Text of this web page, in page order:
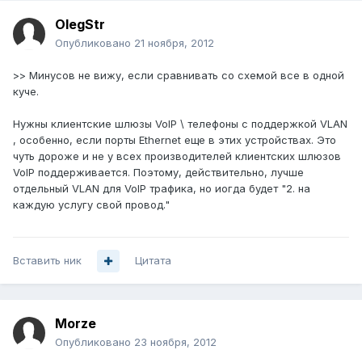
OlegStr
Опубликовано 21 ноября, 2012
>> Минусов не вижу, если сравнивать со схемой все в одной
куче.
Нужны клиентские шлюзы VoIP \ телефоны с поддержкой VLAN
, особенно, если порты Ethernet еще в этих устройствах. Это
чуть дороже и не у всех производителей клиентских шлюзов
VoIP поддерживается. Поэтому, действительно, лучше
отдельный VLAN для VoIP трафика, но иогда будет "2. на
каждую услугу свой провод."
Вставить ник Цитата
Morze
Опубликовано 23 ноября, 2012